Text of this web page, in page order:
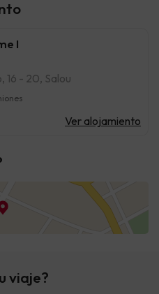
I
16 - 20, Salou
Ver alojamiento
viaje?